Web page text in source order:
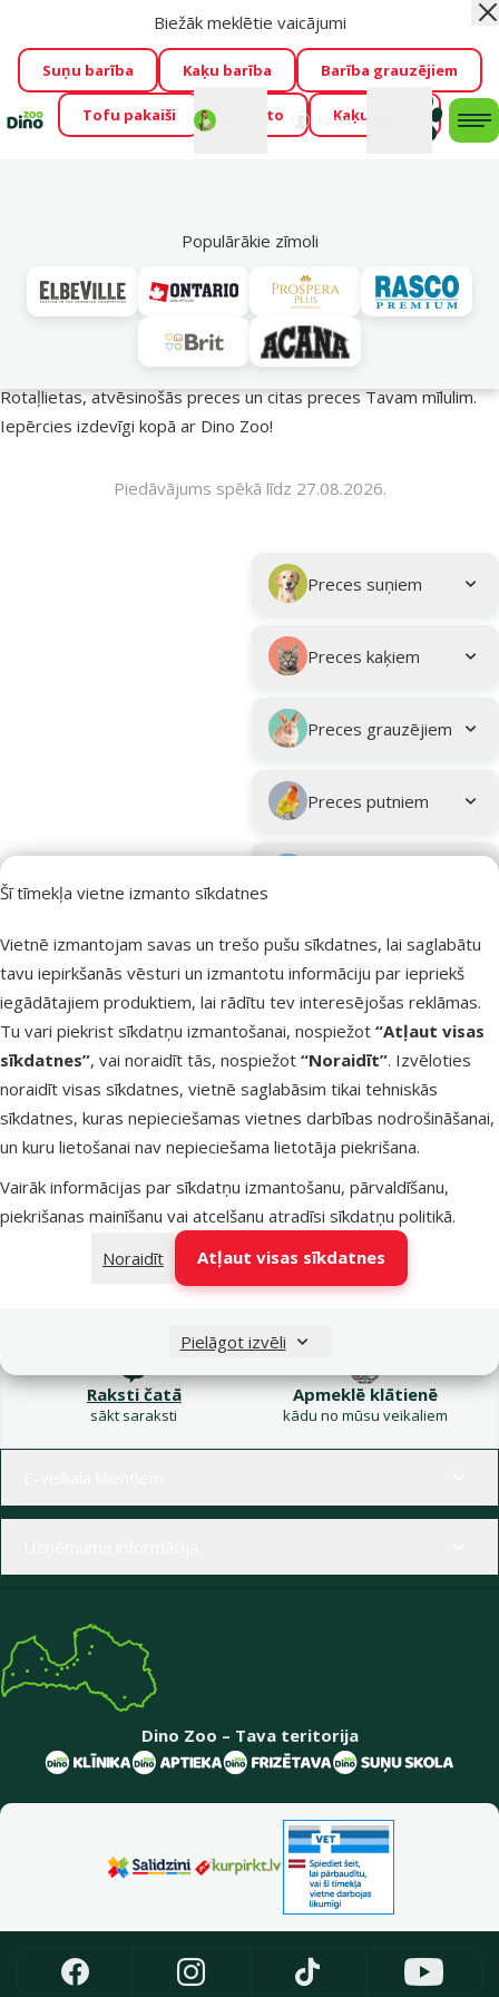
Visu mēnesi Dino Zoo piedāvā lieliskas cenas mīluļu TOP
barībām! 🍖→Skatīt piedāvājumu!
Fotokonkurss “GADA ŪSAIŅI”!
Varbūt tieši Tavs mīlulis
būs 2027. gada zvaigzne
→Piedalīties
Šī tīmekļa vietne izmanto sīkdatnes
Vietnē izmantojam savas un trešo pušu sīkdatnes, lai saglabātu
tavu iepirkšanās vēsturi un izmantotu informāciju par iepriekš
iegādātajiem produktiem, lai rādītu tev interesējošas reklāmas.
Tu vari piekrist sīkdatņu izmantošanai, nospiežot “Atļaut visas
sīkdatnes”, vai noraidīt tās, nospiežot “Noraidīt”. Izvēloties
noraidīt visas sīkdatnes, vietnē saglabāsim tikai tehniskās
sīkdatnes, kuras nepieciešamas vietnes darbības nodrošināšanai,
un kuru lietošanai nav nepieciešama lietotāja piekrišana.
Vairāk informācijas par sīkdatņu izmantošanu, pārvaldīšanu,
piekrišanas mainīšanu vai atcelšanu atradīsi sīkdatņu politikā.
Noraidīt
Atļaut visas sīkdatnes
Pielāgot izvēli
Mans
konts
Biežāk meklētie vaicājumi
Suņu barība Kaķu barība Barība grauzējiem
Tofu pakaiši Foresto Kaķu mājas
Populārākie zīmoli
Vasara turpinās – atlaides katrai gaumei!
Rotaļlietas, atvēsinošās preces un citas preces Tavam mīlulim.
Iepērcies izdevīgi kopā ar Dino Zoo!
Piedāvājums spēkā līdz 27.08.2026.
Apakškategorija
Preces suņiem
Preces kaķiem
Preces grauzējiem
Preces putniem
Preces
eksotiskajiem
Filtrs
Kampaņa: Vasara
turpinās – atlaides katrai
gaumei!
Kārtot pēc
Produkti nav atrasti
Raksti čatā
sākt saraksti
Apmeklē klātienē
kādu no mūsu veikaliem
Dino Zoo – Tava teritorija